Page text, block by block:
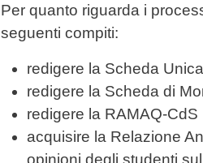
Per quanto riguarda i
seguenti compiti:
redigere la Scheda
redigere la Scheda di
redigere la RAMAQ-CdS
acquisire la Relazione
opinioni degli studenti